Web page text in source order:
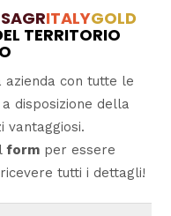
SAGRITALYGOLD
TERRITORIO
con tutte le
disposizione della
vantaggiosi.
form per essere
tutti i dettagli!